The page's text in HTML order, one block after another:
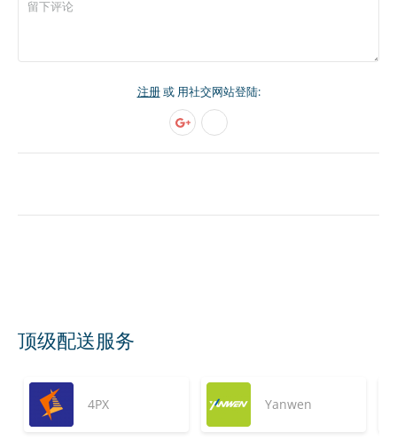
注册或 用社交网站登陆:
顶级配送服务
4PX Yanwen